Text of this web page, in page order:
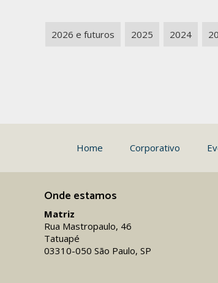
2026 e futuros 2025 2024
Home Corporativo
Onde estamos
Matriz
Rua Mastropaulo, 46
Tatuapé
03310-050 São Paulo, SP